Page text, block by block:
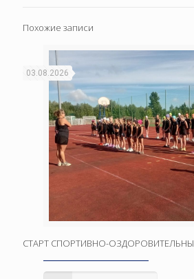
Похожие записи
03.08.2026
СТАРТ СПОРТИВНО-